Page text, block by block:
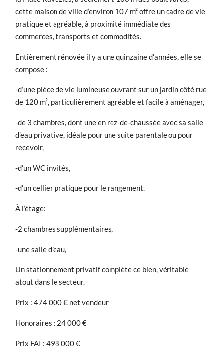
cette maison de ville d’environ 107 m² offre un cadre de vie
pratique et agréable, à proximité immédiate des
commerces, transports et commodités.
Entièrement rénovée il y a une quinzaine d’années, elle se
compose :
-d’une pièce de vie lumineuse ouvrant sur un jardin côté rue
de 120 m², particulièrement agréable et facile à aménager,
-de 3 chambres, dont une en rez-de-chaussée avec sa salle
d’eau privative, idéale pour une suite parentale ou pour
recevoir,
-d’un WC invités,
-d’un cellier pratique pour le rangement.
À l’étage:
-2 chambres supplémentaires,
-une salle d’eau,
Un stationnement privatif complète ce bien, véritable
atout dans le secteur.
Prix : 474 000 € net vendeur
Honoraires : 24 000 €
Prix FAI : 498 000 €